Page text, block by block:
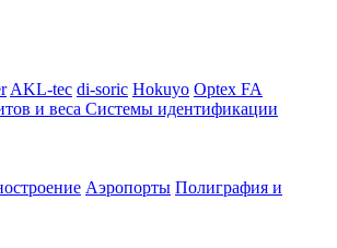
AKL-tec di-soric Hokuyo Optex FA
и веса Системы идентификации
Аэропорты Полиграфия и